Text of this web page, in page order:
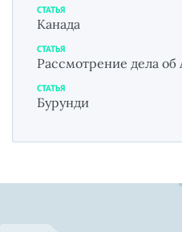
СТАТЬЯ
Канада
СТАТЬЯ
Рассмотрение дела
СТАТЬЯ
Бурунди